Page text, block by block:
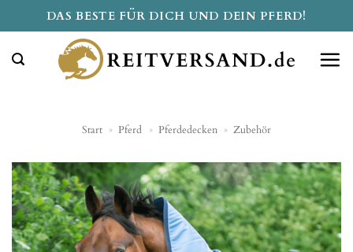
Inhalt
springen
DAS BESTE FÜR DICH UND DEIN PFERD!
Start » Pferd » Pferdedecken » Zubehör